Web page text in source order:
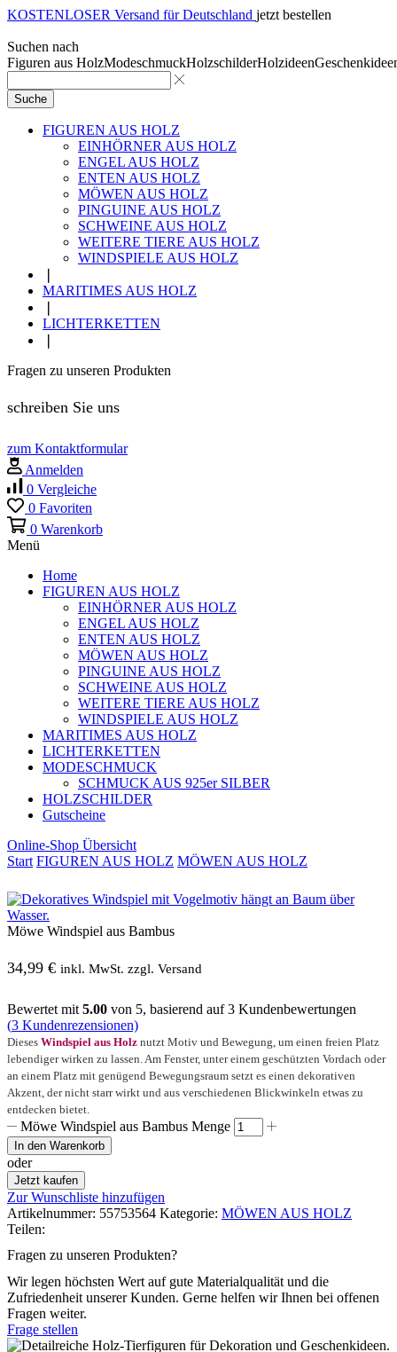
KOSTENLOSER Versand für Deutschland jetzt bestellen
Suchen nach
Figuren aus HolzModeschmuckHolzschilderHolzideen
Suche
FIGUREN AUS HOLZ
EINHÖRNER AUS HOLZ
ENGEL AUS HOLZ
ENTEN AUS HOLZ
MÖWEN AUS HOLZ
PINGUINE AUS HOLZ
SCHWEINE AUS HOLZ
WEITERE TIERE AUS HOLZ
WINDSPIELE AUS HOLZ
MARITIMES AUS HOLZ
LICHTERKETTEN
Fragen zu unseren Produkten
schreiben Sie uns
zum Kontaktformular
Anmelden
0 Vergleiche
0 Favoriten
0 Warenkorb
Menü
Home
FIGUREN AUS HOLZ
EINHÖRNER AUS HOLZ
ENGEL AUS HOLZ
ENTEN AUS HOLZ
MÖWEN AUS HOLZ
PINGUINE AUS HOLZ
SCHWEINE AUS HOLZ
WEITERE TIERE AUS HOLZ
WINDSPIELE AUS HOLZ
MARITIMES AUS HOLZ
LICHTERKETTEN
MODESCHMUCK
SCHMUCK AUS 925er SILBER
HOLZSCHILDER
Gutscheine
Online-Shop Übersicht
Start FIGUREN AUS HOLZ MÖWEN AUS HOLZ
Möwe Windspiel aus Bambus
34,99 € inkl. MwSt. zzgl. Versand
Bewertet mit 5.00 von 5, basierend auf3 Kundenbewertungen
(3 Kundenrezensionen)
Dieses Windspiel aus Holz nutzt Motiv und Bewegung, um einen freien Platz
lebendiger wirken zu lassen. Am Fenster, unter einem geschützten Vordach oder
an einem Platz mit genügend Bewegungsraum setzt es einen dekorativen
Akzent, der nicht starr wirkt und aus verschiedenen Blickwinkeln etwas zu
entdecken bietet.
Möwe Windspiel aus Bambus Menge
In den Warenkorb
oder
Jetzt kaufen
Zur Wunschliste hinzufügen
Artikelnummer: 55753564 Kategorie: MÖWEN AUS HOLZ
Teilen:
Fragen zu unseren Produkten?
Wir legen höchsten Wert auf gute Materialqualität und die
Zufriedenheit unserer Kunden. Gerne helfen wir Ihnen bei offenen
Fragen weiter.
Frage stellen